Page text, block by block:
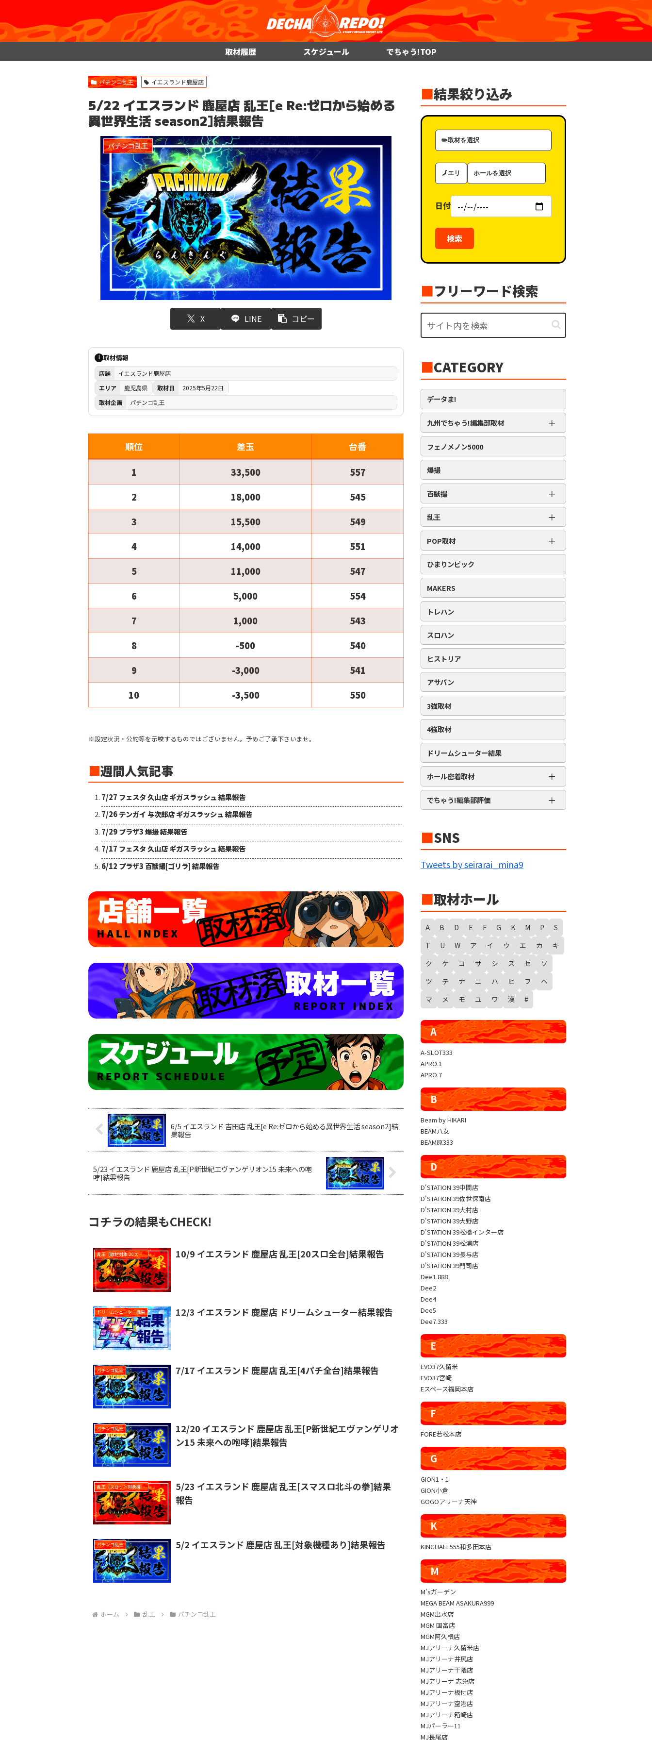
取材履歴 スケジュール でちゃう!TOP
パチンコ乱王 イエスランド鹿屋店
5/22 イエスランド 鹿屋店 乱王[e Re:ゼロから始める
異世界生活 season2]結果報告
パチンコ乱王
X LINE コピー
i 取材情報
店舗
イエスランド鹿屋店
エリア
鹿児島県 取材日
2025年5月22日
取材企画
パチンコ乱王
順位 差玉 台番
1 33,500
557
2
18,000
545
3
15,500
549
4
14,000
551
5
11,000
547
6
5,000
554
7
1,000
543
8
-500
540
9
-3,000
541
10
-3,500 550
※設定状況・公約等を示唆するものではございません。予めご了承下さいませ。
■週間人気記事
7/27 フェスタ 久山店 ギガスラッシュ 結果報告
7/26 テンガイ 与次郎店 ギガスラッシュ 結果報告
7/29 プラザ3 爆撮 結果報告
7/17 フェスタ 久山店 ギガスラッシュ 結果報告
6/12 プラザ3 百獣撮[ゴリラ] 結果報告
6/5 イエスランド 吉田店 乱王[e Re:ゼロから始める異世界生活 season2]結
果報告
5/23 イエスランド 鹿屋店 乱王[P新世紀エヴァンゲリオン15 未来への咆
哮]結果報告
コチラの結果もCHECK!
乱王［取材対象:20スロ全台］ 10/9 イエスランド 鹿屋店 乱王[20スロ全台]結果報告
ドリームシューター結果 12/3 イエスランド 鹿屋店 ドリームシューター結果報告
パチンコ乱王 7/17 イエスランド 鹿屋店 乱王[4パチ全台]結果報告
パチンコ乱王
12/20 イエスランド 鹿屋店 乱王[P新世紀エヴァンゲリオ
ン15 未来への咆哮]結果報告
乱王［スロット対象機種］
5/23 イエスランド 鹿屋店 乱王[スマスロ北斗の拳]結果
報告
パチンコ乱王 5/2 イエスランド 鹿屋店 乱王[対象機種あり]結果報告
ホーム 乱王 パチンコ乱王
■結果絞り込み
取
材
ゴ
ー
エ
リ
ホ
ー
（タ
グ）
日付
検索
■フリーワード検索
■CATEGORY
データま!
九州でちゃう!編集部取材 ＋
編集部取材［ダイヤ］
編集部取材［金］
編集部取材［スロット対象機種アリ］
フェノメノン5000
爆撮
百獣撮 ＋
百獣撮-改-［ライオン］
百獣撮［ゴリラ］
百獣撮-改-［ゴリラ］
百獣撮［ゾウ］
乱王 ＋
スロット乱王
パチンコ乱王
POP取材 ＋
周年番付
POP番付
PICK番付
ひまりンピック
MAKERS
トレハン
スロハン
ヒストリア
アサバン
3強取材
4強取材
ドリームシューター結果
ホール密着取材 ＋
APRO流星群取材
三大天
久留米ジャック
BIG BANG
回胴の極意
WANTED WONDERLAND
ギガスラッシュ
超ギガスラッシュ
新春スタートダッシュ取材
GRAND WARS-新店実践録-
SUGEEEEEEE!
ギャラクシー取材
グランドクラッシュ
トリプルユニオン
天極
玉屋共闘取材
SHOW TIME取材
聖域取材
戸畑クエスト
YUKO LUCKY×FACE 共闘取材
ヴァルヴレイヴ編集部一斉調査
三共闘取材
熊本の陣
協力取材
ゼッパチ取材
でちゃう!編集部評価 ＋
★★★★
★★★
★★
■SNS
Tweets by seirarai_mina9
■取材ホール
A B D E F G K M P
S
T
U W ア イ ウ エ カ
キ
ク
ケ コ サ シ ス セ
ソ
ツ
テ ナ ニ ハ ヒ フ
ヘ
マ
メ モ ユ ワ 漢 #
A
A-SLOT333
APRO.1
APRO.7
B
Beam by HIKARI
BEAM八女
BEAM原333
D
D'STATION 39中間店
D'STATION 39佐世保南店
D'STATION 39大村店
D'STATION 39大野店
D'STATION 39松橋インター店
D'STATION 39松浦店
D'STATION 39長与店
D'STATION 39門司店
Dee1.888
Dee2
Dee4
Dee5
Dee7.333
E
EVO37久留米
EVO37宮崎
Eスペース福岡本店
F
FORE若松本店
G
GION1・1
GION小倉
GOGOアリーナ天神
K
KINGHALL555和多田本店
M
M'sガーデン
MEGA BEAM ASAKURA999
MGM出水店
MGM 国富店
MGM阿久根店
MJアリーナ久留米店
MJアリーナ井尻店
MJアリーナ干隈店
MJアリーナ 志免店
MJアリーナ板付店
MJアリーナ空港店
MJアリーナ箱崎店
MJパーラー11
MJ長尾店